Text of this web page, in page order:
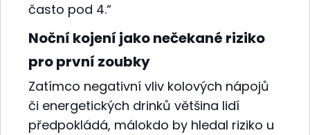
často pod 4.“
Noční kojení jako nečekané riziko
pro první zoubky
Zatímco negativní vliv kolových nápojů
či energetických drinků většina lidí
předpokládá, málokdo by hledal riziko u